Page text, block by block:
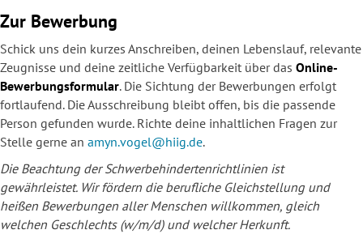
Zur Bewerbung
Schick uns dein kurzes Anschreiben, deinen Lebenslauf, relevante
Zeugnisse und deine zeitliche Verfügbarkeit über das Online-
Bewerbungsformular. Die Sichtung der Bewerbungen erfolgt
fortlaufend. Die Ausschreibung bleibt offen, bis die passende
Person gefunden wurde. Richte deine inhaltlichen Fragen zur
Stelle gerne an amyn.vogel@hiig.de.
Die Beachtung der Schwerbehindertenrichtlinien ist
gewährleistet. Wir fördern die berufliche Gleichstellung und
heißen Bewerbungen aller Menschen willkommen, gleich
welchen Geschlechts (w/m/d) und welcher Herkunft.